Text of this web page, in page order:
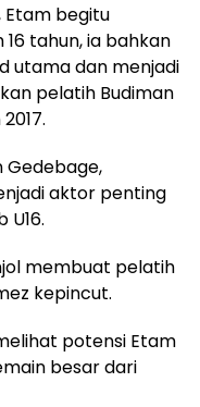
Etam begitu
16 tahun, ia bahkan
utama dan menjadi
pelatih Budiman
Gedebage,
aktor penting
U16.
membuat pelatih
kepincut.
potensi Etam
besar dari